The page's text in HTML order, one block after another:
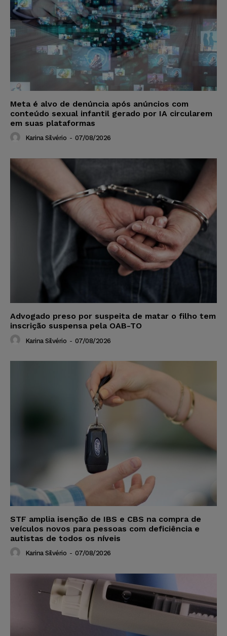
Meta é alvo de denúncia após anúncios com
conteúdo sexual infantil gerado por IA circularem
em suas plataformas
Karina Silvério - 07/08/2026
Advogado preso por suspeita de matar o filho tem
inscrição suspensa pela OAB-TO
Karina Silvério - 07/08/2026
STF amplia isenção de IBS e CBS na compra de
veículos novos para pessoas com deficiência e
autistas de todos os níveis
Karina Silvério - 07/08/2026